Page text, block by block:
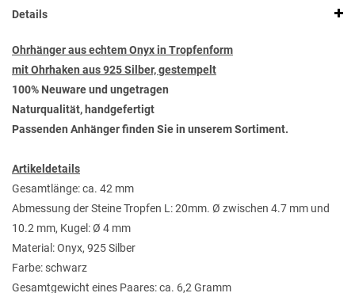
Details
Ohrhänger aus echtem Onyx in Tropfenform
mit Ohrhaken aus 925 Silber, gestempelt
100% Neuware und ungetragen
Naturqualität, handgefertigt
Passenden Anhänger finden Sie in unserem Sortiment.
Artikeldetails
Gesamtlänge: ca. 42 mm
Abmessung der Steine Tropfen L: 20mm. Ø zwischen 4.7 mm und
10.2 mm, Kugel: Ø 4 mm
Material: Onyx, 925 Silber
Farbe: schwarz
Gesamtgewicht eines Paares: ca. 6,2 Gramm